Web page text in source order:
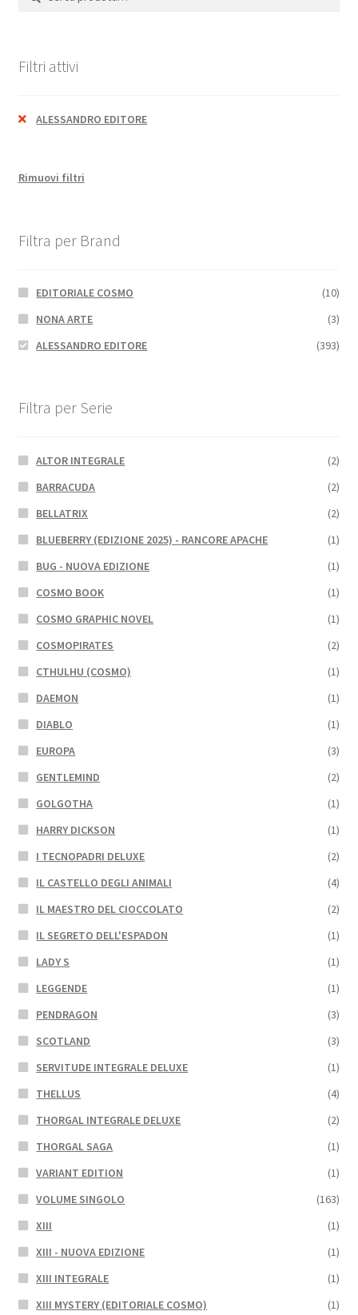
Filtri attivi
ALESSANDRO EDITORE
Rimuovi filtri
Filtra per Brand
EDITORIALE COSMO
(10)
NONA ARTE
(3)
ALESSANDRO EDITORE
(393)
Filtra per Serie
ALTOR INTEGRALE
(2)
BARRACUDA
(2)
BELLATRIX
(2)
BLUEBERRY (EDIZIONE 2025) - RANCORE APACHE
(1)
BUG - NUOVA EDIZIONE
(1)
COSMO BOOK
(1)
COSMO GRAPHIC NOVEL
(1)
COSMOPIRATES
(2)
CTHULHU (COSMO)
(1)
DAEMON
(1)
DIABLO
(1)
EUROPA
(3)
GENTLEMIND
(2)
GOLGOTHA
(1)
HARRY DICKSON
(1)
I TECNOPADRI DELUXE
(2)
IL CASTELLO DEGLI ANIMALI
(4)
IL MAESTRO DEL CIOCCOLATO
(2)
IL SEGRETO DELL'ESPADON
(1)
LADY S
(1)
LEGGENDE
(1)
PENDRAGON
(3)
SCOTLAND
(3)
SERVITUDE INTEGRALE DELUXE
(1)
THELLUS
(4)
THORGAL INTEGRALE DELUXE
(2)
THORGAL SAGA
(1)
VARIANT EDITION
(1)
VOLUME SINGOLO
(163)
XIII
(1)
XIII - NUOVA EDIZIONE
(1)
XIII INTEGRALE
(1)
XIII MYSTERY (EDITORIALE COSMO)
(1)